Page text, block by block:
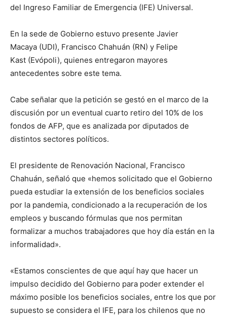
del Ingreso Familiar de Emergencia (IFE) Universal.
En la sede de Gobierno estuvo presente Javier
Macaya (UDI), Francisco Chahuán (RN) y Felipe
Kast (Evópoli), quienes entregaron mayores
antecedentes sobre este tema.
Cabe señalar que la petición se gestó en el marco de la
discusión por un eventual cuarto retiro del 10% de los
fondos de AFP, que es analizada por diputados de
distintos sectores políticos.
El presidente de Renovación Nacional, Francisco
Chahuán, señaló que «hemos solicitado que el Gobierno
pueda estudiar la extensión de los beneficios sociales
por la pandemia, condicionado a la recuperación de los
empleos y buscando fórmulas que nos permitan
formalizar a muchos trabajadores que hoy día están en la
informalidad».
«Estamos conscientes de que aquí hay que hacer un
impulso decidido del Gobierno para poder extender el
máximo posible los beneficios sociales, entre los que por
supuesto se considera el IFE, para los chilenos que no